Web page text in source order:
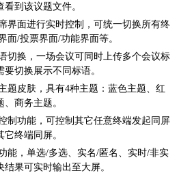
到该议题文件。
界面进行实时控制，可统一切换所有终
面/投票界面/功能界面等。
切换，一场会议可同时上传多个会议标
切换展示不同标语。
题皮肤，具有4种主题：蓝色主题、红
商务主题。
制功能，可控制其它任意终端发起同屏
终端同屏。
能，单选/多选、实名/匿名、实时/非实
果可实时输出至大屏。